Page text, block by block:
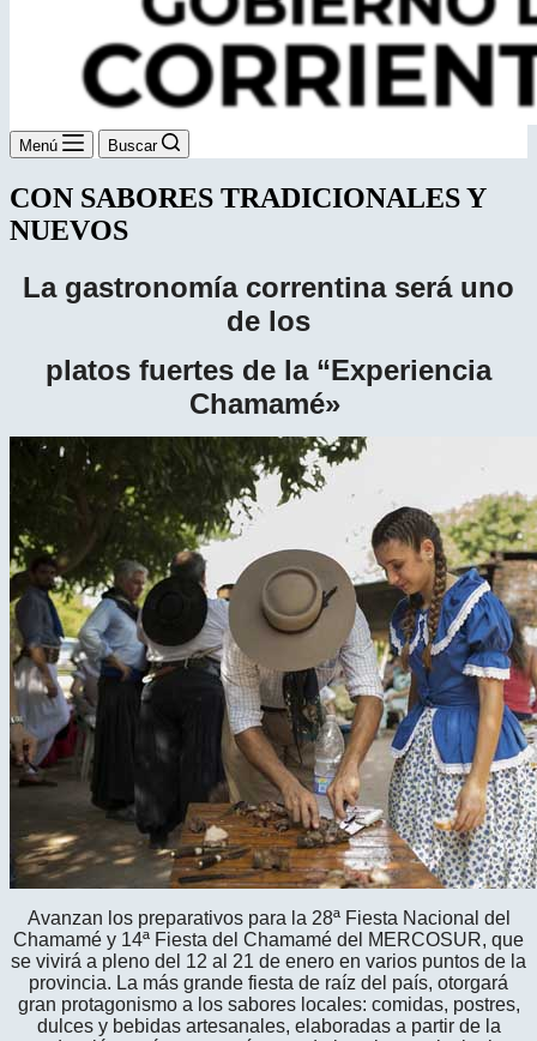
Menú Buscar
CON SABORES TRADICIONALES Y
NUEVOS
La gastronomía correntina será uno
de los
platos fuertes de la “Experiencia
Chamamé»
Avanzan los preparativos para la 28ª Fiesta Nacional del
Chamamé y 14ª Fiesta del Chamamé del MERCOSUR, que
se vivirá a pleno del 12 al 21 de enero en varios puntos de la
provincia. La más grande fiesta de raíz del país, otorgará
gran protagonismo a los sabores locales: comidas, postres,
dulces y bebidas artesanales, elaboradas a partir de la